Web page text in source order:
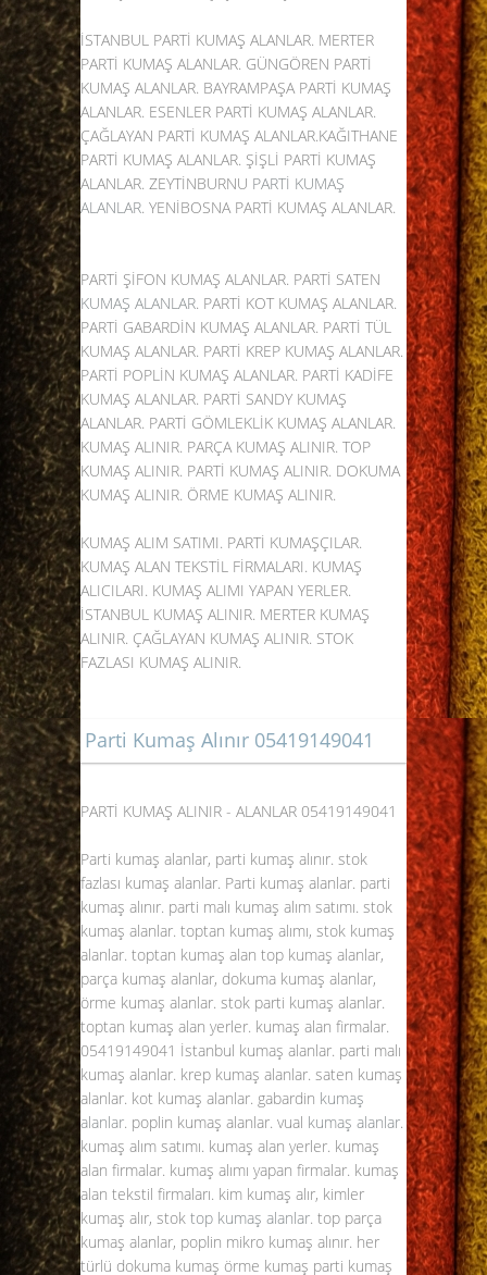
İSTANBUL PARTİ KUMAŞ ALANLAR. MERTER
PARTİ KUMAŞ ALANLAR. GÜNGÖREN PARTİ
KUMAŞ ALANLAR. BAYRAMPAŞA PARTİ KUMAŞ
ALANLAR. ESENLER PARTİ KUMAŞ ALANLAR.
ÇAĞLAYAN PARTİ KUMAŞ ALANLAR.KAĞITHANE
PARTİ KUMAŞ ALANLAR. ŞİŞLİ PARTİ KUMAŞ
ALANLAR. ZEYTİNBURNU PARTİ KUMAŞ
ALANLAR. YENİBOSNA PARTİ KUMAŞ ALANLAR.
PARTİ ŞİFON KUMAŞ ALANLAR. PARTİ SATEN
KUMAŞ ALANLAR. PARTİ KOT KUMAŞ ALANLAR.
PARTİ GABARDİN KUMAŞ ALANLAR. PARTİ TÜL
KUMAŞ ALANLAR. PARTİ KREP KUMAŞ ALANLAR.
PARTİ POPLİN KUMAŞ ALANLAR. PARTİ KADİFE
KUMAŞ ALANLAR. PARTİ SANDY KUMAŞ
ALANLAR. PARTİ GÖMLEKLİK KUMAŞ ALANLAR.
KUMAŞ ALINIR. PARÇA KUMAŞ ALINIR. TOP
KUMAŞ ALINIR. PARTİ KUMAŞ ALINIR. DOKUMA
KUMAŞ ALINIR. ÖRME KUMAŞ ALINIR.
KUMAŞ ALIM SATIMI. PARTİ KUMAŞÇILAR.
KUMAŞ ALAN TEKSTİL FİRMALARI. KUMAŞ
ALICILARI. KUMAŞ ALIMI YAPAN YERLER.
İSTANBUL KUMAŞ ALINIR. MERTER KUMAŞ
ALINIR. ÇAĞLAYAN KUMAŞ ALINIR. STOK
FAZLASI KUMAŞ ALINIR.
Parti Kumaş Alınır 05419149041
PARTİ KUMAŞ ALINIR - ALANLAR 05419149041
Parti kumaş alanlar, parti kumaş alınır. stok
fazlası kumaş alanlar. Parti kumaş alanlar. parti
kumaş alınır. parti malı kumaş alım satımı. stok
kumaş alanlar. toptan kumaş alımı, stok kumaş
alanlar. toptan kumaş alan top kumaş alanlar,
parça kumaş alanlar, dokuma kumaş alanlar,
örme kumaş alanlar. stok parti kumaş alanlar.
toptan kumaş alan yerler. kumaş alan firmalar.
05419149041 İstanbul kumaş alanlar. parti malı
kumaş alanlar. krep kumaş alanlar. saten kumaş
alanlar. kot kumaş alanlar. gabardin kumaş
alanlar. poplin kumaş alanlar. vual kumaş alanlar.
kumaş alım satımı. kumaş alan yerler. kumaş
alan firmalar. kumaş alımı yapan firmalar. kumaş
alan tekstil firmaları. kim kumaş alır, kimler
kumaş alır, stok top kumaş alanlar. top parça
kumaş alanlar, poplin mikro kumaş alınır. her
türlü dokuma kumaş örme kumaş parti kumaş